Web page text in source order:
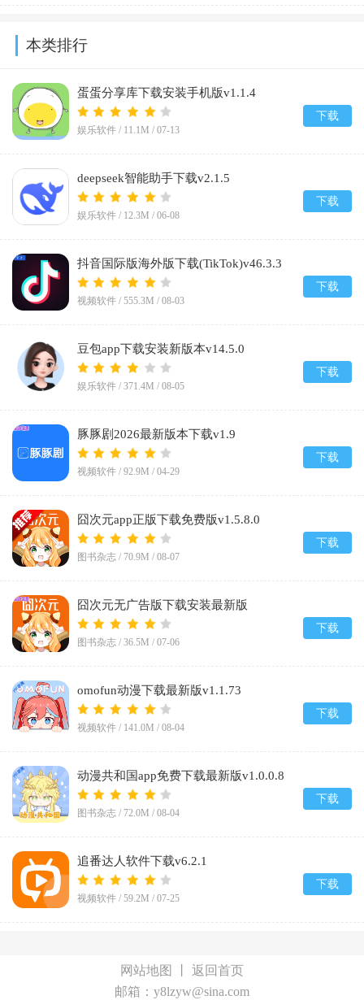
本类排行
蛋蛋分享库下载安装手机版v1.1.4
娱乐软件 / 11.1M / 07-13
下载
deepseek智能助手下载v2.1.5
娱乐软件 / 12.3M / 06-08
下载
抖音国际版海外版下载(TikTok)v46.3.3
视频软件 / 555.3M / 08-03
下载
豆包app下载安装新版本v14.5.0
娱乐软件 / 371.4M / 08-05
下载
豚豚剧2026最新版本下载v1.9
视频软件 / 92.9M / 04-29
下载
囧次元app正版下载免费版v1.5.8.0
图书杂志 / 70.9M / 08-07
下载
囧次元无广告版下载安装最新版
2026v1.5.8.0
图书杂志 / 36.5M / 07-06
下载
omofun动漫下载最新版v1.1.73
视频软件 / 141.0M / 08-04
下载
动漫共和国app免费下载最新版v1.0.0.8
图书杂志 / 72.0M / 08-04
下载
追番达人软件下载v6.2.1
视频软件 / 59.2M / 07-25
下载
网站地图
返回首页
邮箱：y8lzyw@sina.com